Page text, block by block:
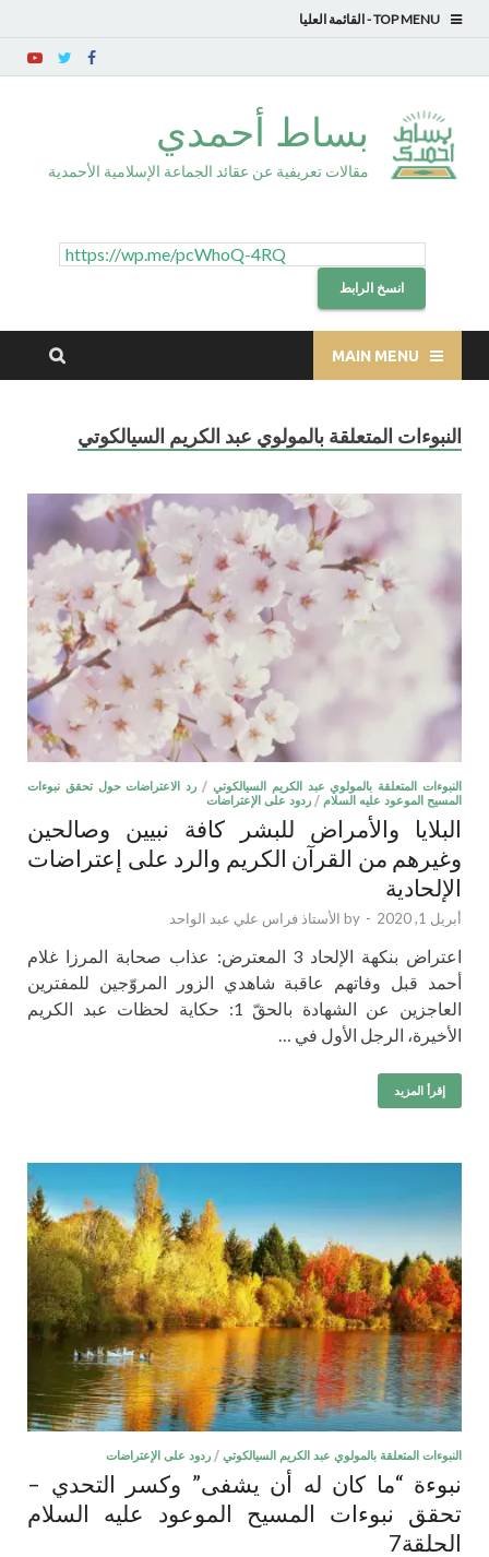
TOP MENU
بساط أحمدي
مقالات تعريفية عن عقائد الجماعة الإسلامية الأحمدية
انسخ الرابط
MAIN MENU
النبوءات المتعلقة بالمولوي عبد الكريم السيالكوتي
النبوءات المتعلقة بالمولوي عبد الكريم السيالكوتي / رد الاعتراضات حول تحقق نبوءات
المسيح الموعود عليه السلام / ردود على الإعتراضات
البلايا والأمراض للبشر كافة نبيين وصالحين
وغيرهم من القرآن الكريم والرد على إعتراضات
الإلحادية
أبريل 1, 2020 -
by الأستاذ فراس علي عبد الواحد
اعتراض بنكهة الإلحاد 3 المعترض: عذاب صحابة المرزا غلام
أحمد قبل وفاتهم عاقبة شاهدي الزور المروّجين للمفترين
العاجزين عن الشهادة بالحقّ 1: حكاية لحظات عبد الكريم
الأخيرة، الرجل الأول في …
إقرأ المزيد
النبوءات المتعلقة بالمولوي عبد الكريم السيالكوتي / ردود على الإعتراضات
نبوءة “ما كان له أن يشفى” وكسر التحدي –
تحقق نبوءات المسيح الموعود عليه السلام
الحلقة7